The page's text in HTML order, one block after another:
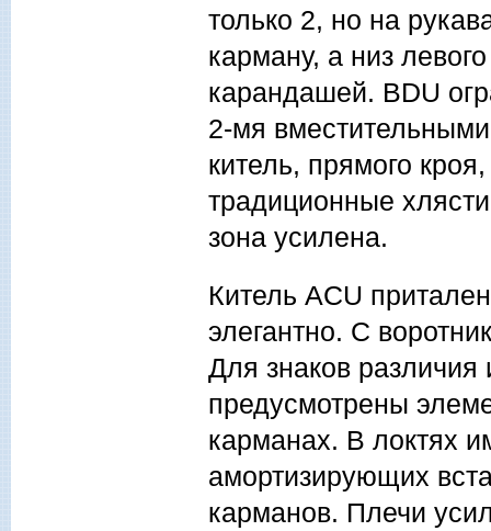
только 2, но на
карману, а низ
карандашей. BDU
2-мя
китель, прямого
традиционные
зона усилена.
Китель ACU
элегантно. С
Для знаков
предусмотрены
карманах. В локтях
амортизирующих
карманов. Плечи